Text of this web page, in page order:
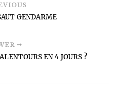
GENDARME
EN 4 JOURS ?